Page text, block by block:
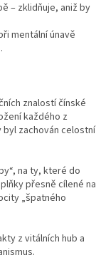
– zklidňuje, aniž by
mentální únavě
znalostí čínské
každého z
zachován celostní
na ty, které do
přesně cílené na
„špatného
z vitálních hub a